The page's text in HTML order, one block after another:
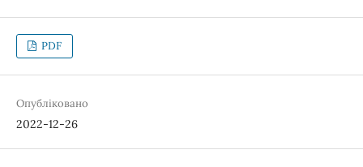
PDF
Опубліковано
2022-12-26